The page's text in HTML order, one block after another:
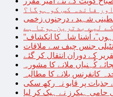
فائدہ کس کو ہوگا؟
لیے بدترین ہوتا ہے
اُشنا شاہ کا انکشاف
جنس چیف سے ملاقات
کے دوران انتقال کر گئے
کُہنیاں ملانے کا مشورہ
کانفرنس بلانے کا مطالبہ
جذبات پر قابو نہ رکھ سکی
ہیکرز نے ہیک کر لیا